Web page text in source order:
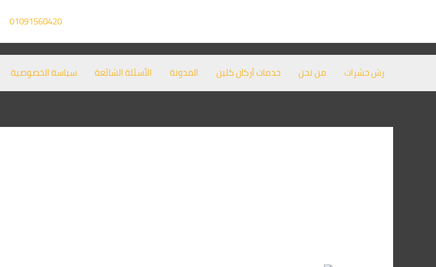
01091560420
رش حشرات من نحن خدمات أركان كلين المدونة الأسئلة الشائعة سياسة الخصوصية